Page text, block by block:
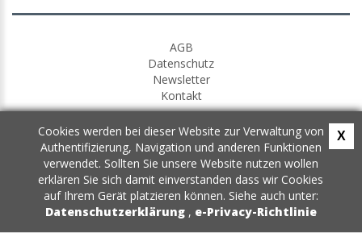
AGB
Datenschutz
Newsletter
Kontakt
Cookies werden bei dieser Website zur Verwaltung von
Authentifizierung, Navigation und anderen Funktionen
verwendet. Sollten Sie unsere Website nutzen wollen
erklären Sie sich damit einverstanden dass wir Cookies
auf Ihrem Gerät platzieren können. Siehe auch unter:
Datenschutzerklärung , e-Privacy-Richtlinie
X